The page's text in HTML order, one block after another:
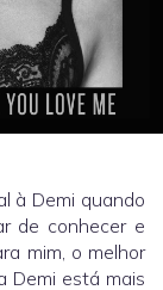
à Demi quando
de conhecer e
mim, o melhor
Demi está mais